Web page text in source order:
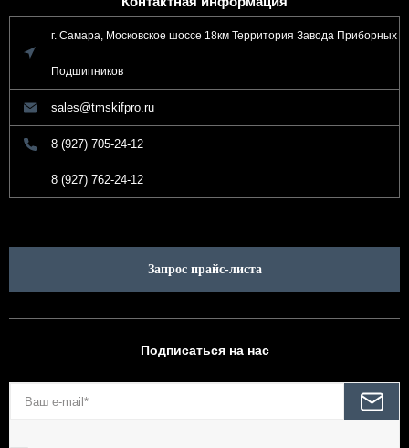
г. Самара, Московское шоссе 18км Территория Завода Приборных
Подшипников
sales@tmskifpro.ru
8 (927) 705-24-12
8 (927) 762-24-12
Запрос прайс-листа
Подписаться на нас